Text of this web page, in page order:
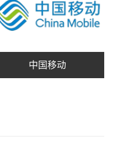
中国移动